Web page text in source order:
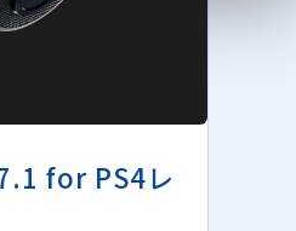
for PS4レ